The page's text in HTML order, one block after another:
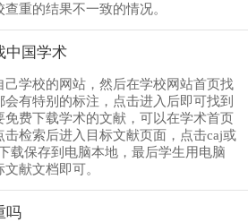
重的结果不一致的情况。
中国学术
己学校的网站，然后在学校网站首页找
有特别的标注，点击进入后即可找到
费下载学术的文献，可以在学术首页
检索后进入目标文献页面，点击caj或
载保存到电脑本地，最后学生用电脑
献文档即可。
吗